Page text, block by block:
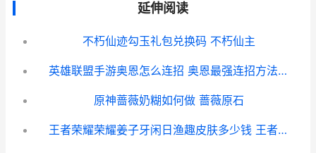
延伸阅读
不朽仙迹勾玉礼包兑换码 不朽仙主
英雄联盟手游奥恩怎么连招 奥恩最强连招方法教程
原神蔷薇奶糊如何做 蔷薇原石
王者荣耀荣耀姜子牙闲日渔趣皮肤多少钱 王者荣耀姜涛